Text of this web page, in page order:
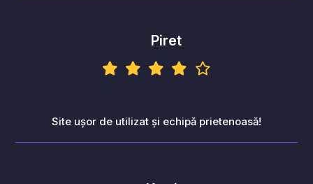
Piret
Site ușor de utilizat și echipă prietenoasă!